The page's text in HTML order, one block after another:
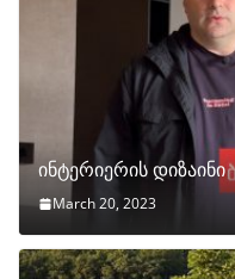
ინტერიერის დიზაინი
March 20, 2023